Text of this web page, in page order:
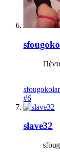
#6
slave32